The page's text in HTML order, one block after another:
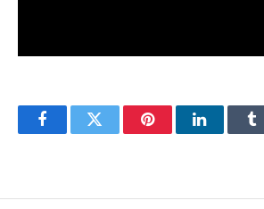
FacebookTwitter PinterestLinkedIn